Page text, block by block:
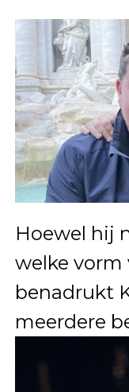
Hoewel hij
welke vorm
benadrukt
meerdere